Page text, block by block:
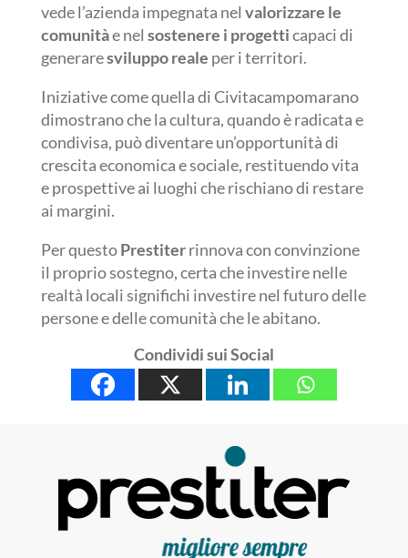
vede l’azienda impegnata nel valorizzare le
comunitàe nel sostenere i progetticapaci di
generaresviluppo reale per i territori.
Iniziative come quella di Civitacampomarano
dimostrano che la cultura, quando è radicata e
condivisa, può diventare un’opportunità di
crescita economica e sociale, restituendo vita
e prospettive ai luoghi che rischiano di restare
ai margini.
Per questoPrestiterrinnova con convinzione
il proprio sostegno, certa che investire nelle
realtà locali significhi investire nel futuro delle
persone e delle comunità che le abitano.
Condividi sui Social